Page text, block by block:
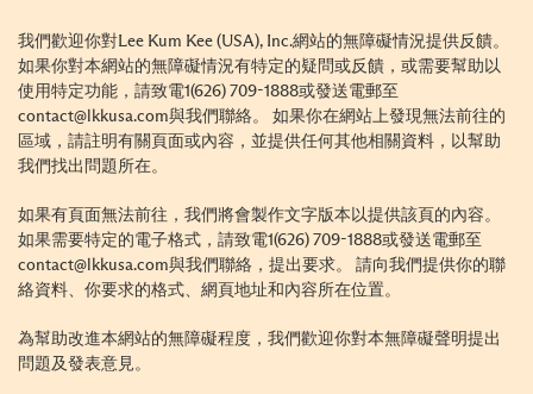
我們歡迎你對Lee Kum Kee (USA), Inc.網站的無障礙情況提供反饋。
如果你對本網站的無障礙情況有特定的疑問或反饋，或需要幫助以
使用特定功能，請致電1(626) 709-1888或發送電郵至
contact@lkkusa.com與我們聯絡。 如果你在網站上發現無法前往的
區域，請註明有關頁面或內容，並提供任何其他相關資料，以幫助
我們找出問題所在。
如果有頁面無法前往，我們將會製作文字版本以提供該頁的內容。
如果需要特定的電子格式，請致電1(626) 709-1888或發送電郵至
contact@lkkusa.com與我們聯絡，提出要求。 請向我們提供你的聯
絡資料、你要求的格式、網頁地址和內容所在位置。
為幫助改進本網站的無障礙程度，我們歡迎你對本無障礙聲明提出
問題及發表意見。